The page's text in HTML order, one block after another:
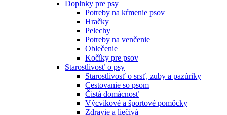
Doplnky pre psy
Potreby na kŕmenie psov
Hračky
Pelechy
Potreby na venčenie
Oblečenie
Kočíky pre psov
Starostlivosť o psy
Starostlivosť o srsť, zuby a pazúriky
Cestovanie so psom
Čistá domácnosť
Výcvikové a športové pomôcky
Zdravie a liečivá